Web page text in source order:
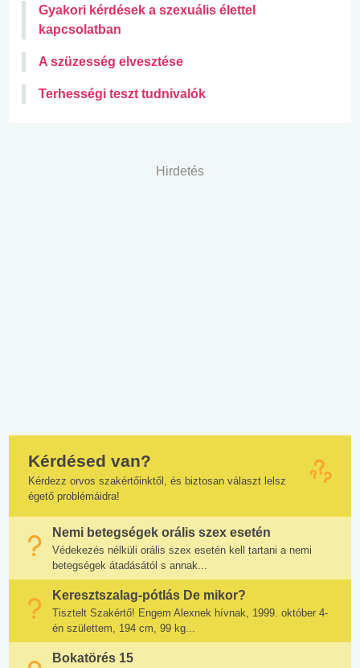
Gyakori kérdések a szexuális élettel
kapcsolatban
A szüzesség elvesztése
Terhességi teszt tudnivalók
Hirdetés
Kérdésed van?
Kérdezz orvos szakértőinktől, és biztosan választ lelsz
égető problémáidra!
Nemi betegségek orális szex esetén
Védekezés nélküli orális szex esetén kell tartani a nemi
betegségek átadásától s annak...
Keresztszalag-pótlás De mikor?
Tisztelt Szakértő! Engem Alexnek hívnak, 1999. október 4-
én születtem, 194 cm, 99 kg...
Bokatörés 15